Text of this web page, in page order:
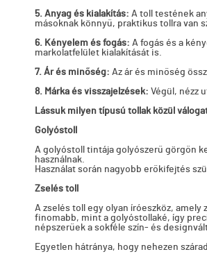
5. Anyag és kialakítás: A toll testének
másoknak könnyű, praktikus tollra van
6. Kényelem és fogás: A fogás és a
markolatfelület kialakítását is.
7. Ár és minőség: Az ár és minőség
8. Márka és visszajelzések: Végül, nézz
Lássuk milyen típusú tollak közül
Golyóstoll
A golyóstoll tintája golyószerű görgőn
használnak.
Használat során nagyobb erőkifejtés
Zselés toll
A zselés toll egy olyan íróeszköz,
finomabb, mint a golyóstollaké, így
népszerűek a sokféle szín- és
Egyetlen hátránya, hogy nehezen